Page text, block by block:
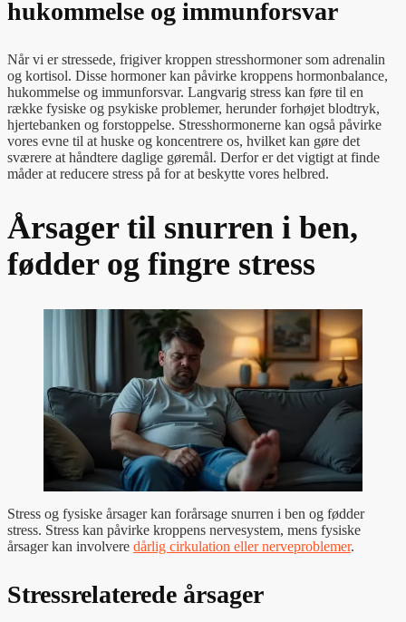
hukommelse og immunforsvar
Når vi er stressede, frigiver kroppen stresshormoner som adrenalin
og kortisol. Disse hormoner kan påvirke kroppens hormonbalance,
hukommelse og immunforsvar. Langvarig stress kan føre til en
række fysiske og psykiske problemer, herunder forhøjet blodtryk,
hjertebanken og forstoppelse. Stresshormonerne kan også påvirke
vores evne til at huske og koncentrere os, hvilket kan gøre det
sværere at håndtere daglige gøremål. Derfor er det vigtigt at finde
måder at reducere stress på for at beskytte vores helbred.
Årsager til snurren i ben,
fødder og fingre stress
Stress og fysiske årsager kan forårsage snurren i ben og fødder
stress. Stress kan påvirke kroppens nervesystem, mens fysiske
årsager kan involvere dårlig cirkulation eller nerveproblemer.
Stressrelaterede årsager